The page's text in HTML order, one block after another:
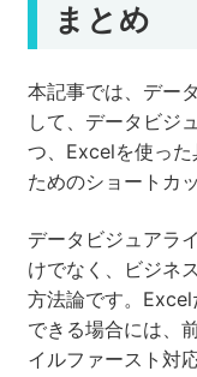
まとめ
本記事では、デー
して、データビジ
つ、Excelを使っ
ためのショートカ
データビジュアラ
けでなく、ビジネ
方法論です。
できる場合には、
イルファースト対